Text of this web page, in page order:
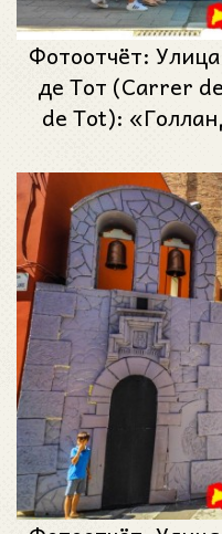
Фотоотчёт:
де Тот (Carrer
de Tot):
(Festa